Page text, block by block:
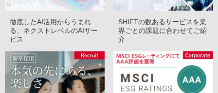
徹底したAI活用からうまれ
る、ネクストレベルのAIサー
ビス
SHIFTの数あるサービスを業
界ごとの課題に合わせてご紹
介